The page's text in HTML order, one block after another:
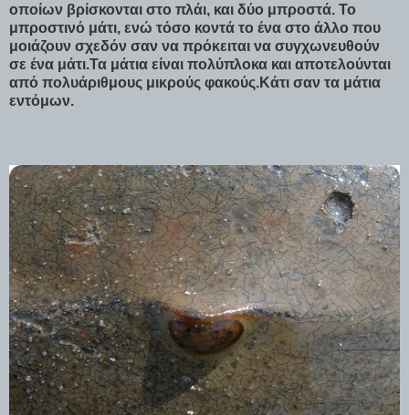
οποίων βρίσκονται στο πλάι, και δύο μπροστά. Το
μπροστινό μάτι, ενώ τόσο κοντά το ένα στο άλλο που
μοιάζουν σχεδόν σαν να πρόκειται να συγχωνευθούν
σε ένα μάτι.Τα μάτια είναι πολύπλοκα και αποτελούνται
από πολυάριθμους μικρούς φακούς.Κάτι σαν τα μάτια
εντόμων.